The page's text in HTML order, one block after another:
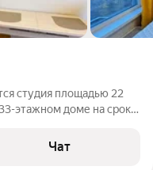
студия площадью 22
этажном доме на срок
Чат